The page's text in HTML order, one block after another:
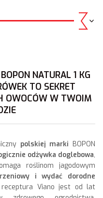
NATURAL 1 KG
TO SEKRET
OWOCÓW W TWOIM
polskiej marki BOPON
odżywka doglebowa,
roślinom jagodowym
i wydać dorodne
receptura Viano jest od lat